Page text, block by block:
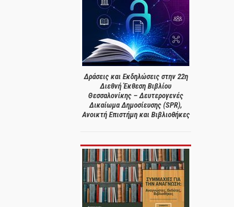
Δράσεις και Εκδηλώσεις στην 22η
Διεθνή Έκθεση Βιβλίου
Θεσσαλονίκης – Δευτερογενές
Δικαίωμα Δημοσίευσης (SPR),
Ανοικτή Επιστήμη και Βιβλιοθήκες